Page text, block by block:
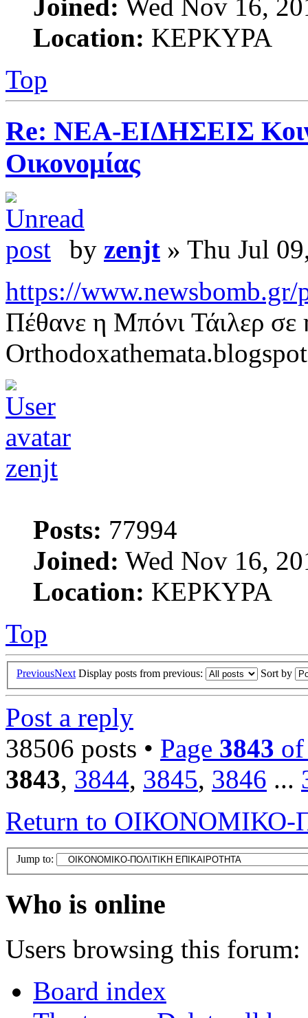
Joined: Wed Nov 16,
Location: ΚΕΡΚΥΡΑ
Top
Re: ΝΕΑ-ΕΙΔΗΣΕΙΣ
Οικονομίας
by zenjt » Thu Jul
https://
Πέθανε η Μπόνι Τάιλερ σε
zenjt
Posts: 77994
Joined: Wed Nov 16,
Location: ΚΕΡΚΥΡΑ
Top
PreviousNext Display posts from previous: Sort by
Post a reply
38506 posts • Page 3843
3843, 3844, 3845, 3846 ...
Return to
Jump to:
Who is online
Users browsing this forum:
Board index